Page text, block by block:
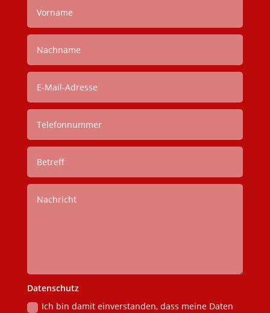
Datenschutz
Ich bin damit einverstanden, dass meine Daten